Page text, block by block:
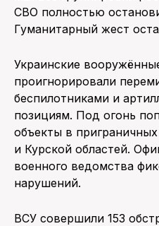
СВО полностью
Гуманитарный жест
Украинские
проигнорировали
беспилотниками и
позициям. Под огонь
объекты в
и Курской областей.
военного ведомства
нарушений.
ВСУ совершили 153